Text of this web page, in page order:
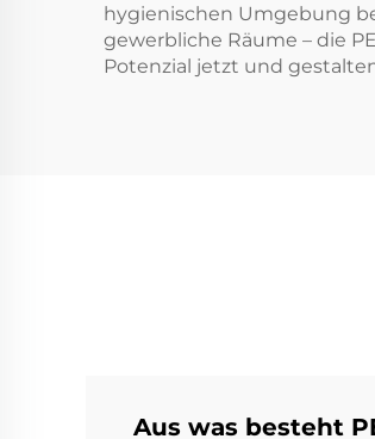
hygienischen Umgebung
gewerbliche Räume – die
Potenzial jetzt und
Aus was besteht